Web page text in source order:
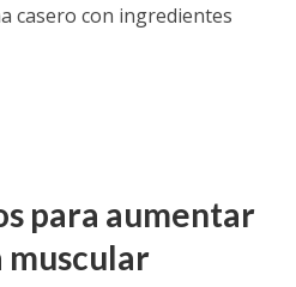
casero con ingredientes
para aumentar
muscular